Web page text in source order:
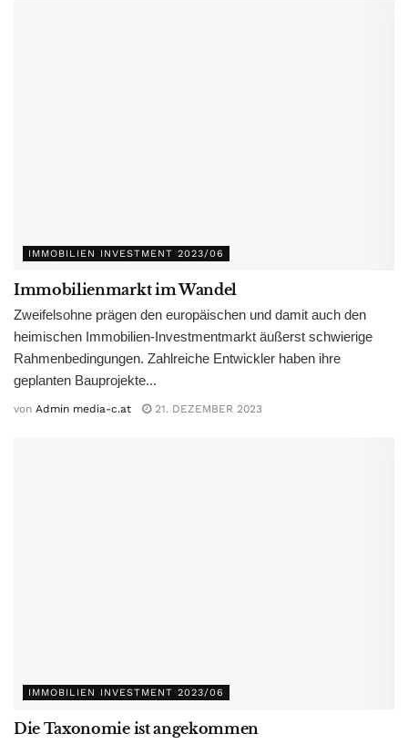
IMMOBILIEN INVESTMENT 2023/06
Immobilienmarkt im Wandel
Zweifelsohne prägen den europäischen und damit auch den
heimischen Immobilien-Investmentmarkt äußerst schwierige
Rahmenbedingungen. Zahlreiche Entwickler haben ihre
geplanten Bauprojekte...
von Admin media-c.at 21. DEZEMBER 2023
IMMOBILIEN INVESTMENT 2023/06
Die Taxonomie ist angekommen